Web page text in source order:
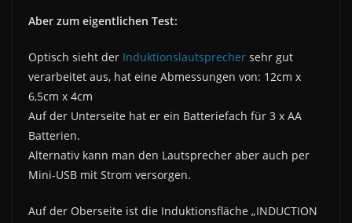
Aber zum eigentlichen Test:
Optisch sieht der Induktionslautsprecher sehr gut
verarbeitet aus, hat eine Abmessungen von: 12cm x
6,5cm x 4cm
Auf der Unterseite hat er ein Batteriefach für 3 x AA
Batterien.
Alternativ kann man den Lautsprecher aber auch per
Mini-USB mit Strom versorgen.
Auf der Oberseite ist die Induktionsfläche „INDUCTION